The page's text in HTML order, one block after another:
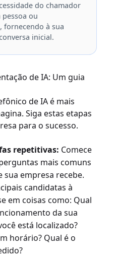
do chamador
ou
fornecendo à sua
inicial.
de IA: Um guia
de IA é mais
Siga estas etapas
para o sucesso.
repetitivas: Comece
mais comuns
sua empresa recebe.
candidatas à
em coisas como: Qual
da sua
está localizado?
horário? Qual é o